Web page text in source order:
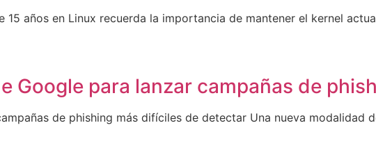
años en Linux recuerda la importancia de mantener el kernel
Google para lanzar campañas de
de phishing más difíciles de detectar Una nueva modalidad